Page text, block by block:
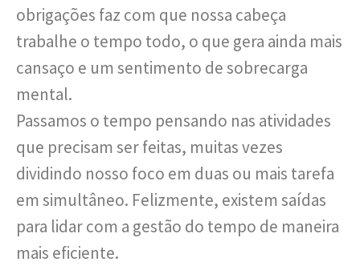
obrigações faz com que nossa cabeça
trabalhe o tempo todo, o que gera ainda mais
cansaço e um sentimento de sobrecarga
mental.
Passamos o tempo pensando nas atividades
que precisam ser feitas, muitas vezes
dividindo nosso foco em duas ou mais tarefa
em simultâneo. Felizmente, existem saídas
para lidar com a gestão do tempo de maneira
mais eficiente.